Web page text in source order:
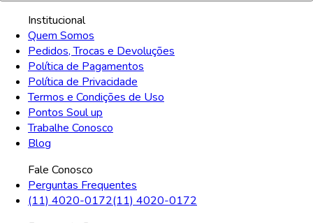
Institucional
Quem Somos
Pedidos, Trocas e Devoluções
Política de Pagamentos
Política de Privacidade
Termos e Condições de Uso
Pontos Soul up
Trabalhe Conosco
Blog
Fale Conosco
Perguntas Frequentes
(11) 4020-0172(11) 4020-0172